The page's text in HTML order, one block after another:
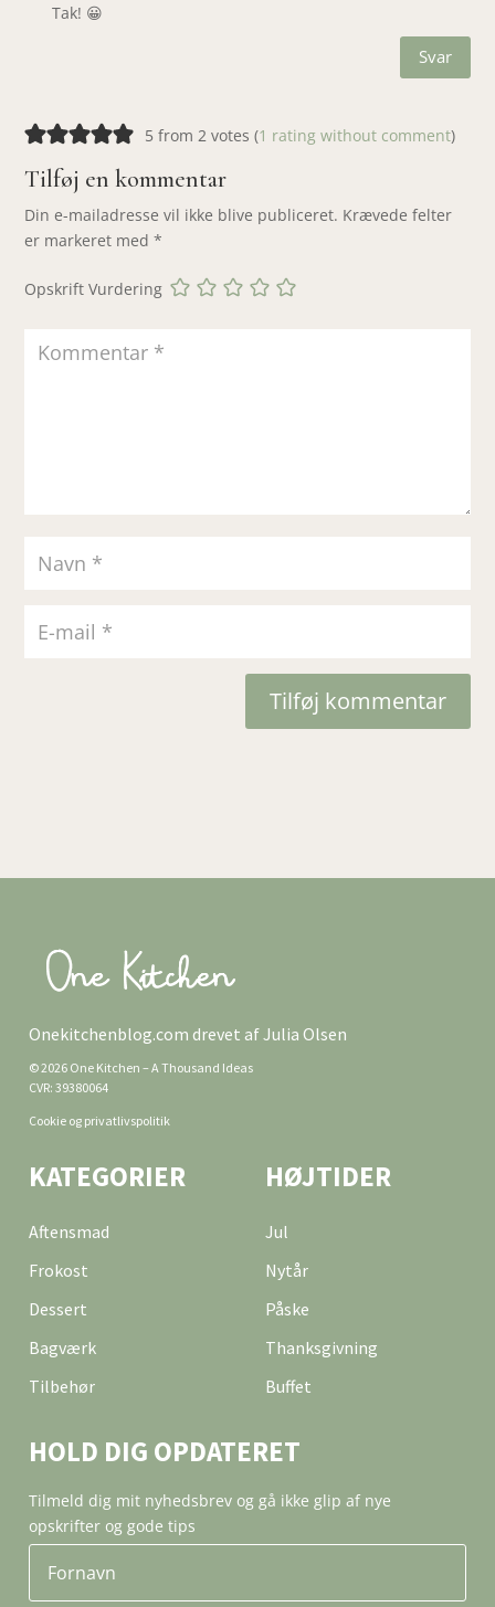
Tak! 😀
Svar
5 from 2 votes (1 rating without comment)
Tilføj en kommentar
Din e-mailadresse vil ikke blive publiceret. Krævede felter
er markeret med*
Opskrift Vurdering
Tilføj kommentar
Onekitchenblog.com drevet af Julia Olsen
© 2026 One Kitchen – A Thousand Ideas
CVR: 39380064
Cookie og privatlivspolitik
KATEGORIER
Aftensmad
Frokost
Dessert
Bagværk
Tilbehør
HØJTIDER
Jul
Nytår
Påske
Thanksgivning
Buffet
HOLD DIG OPDATERET
Tilmeld dig mit nyhedsbrev og gå ikke glip af nye
opskrifter og gode tips